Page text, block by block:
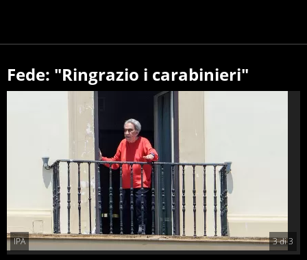
Fede: "Ringrazio i carabinieri"
3di3
IPA